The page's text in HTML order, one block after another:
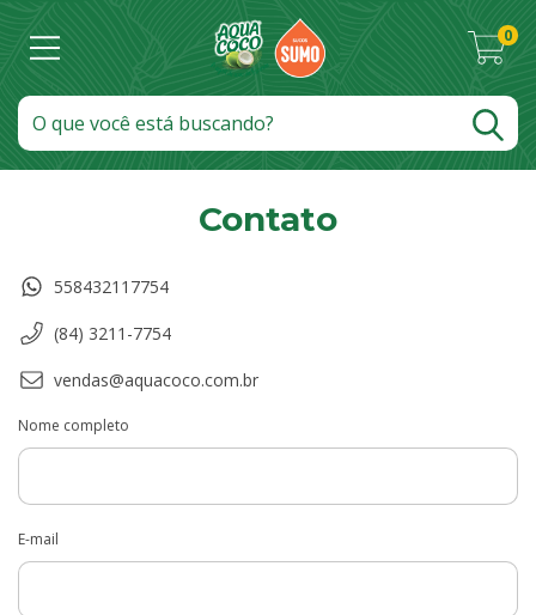
0
Contato
558432117754
(84) 3211-7754
vendas@aquacoco.com.br
Nome completo
E-mail